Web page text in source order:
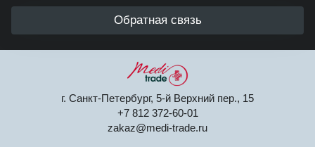
Обратная связь
г. Санкт-Петербург, 5-й Верхний пер., 15
+7 812 372-60-01
zakaz@medi-trade.ru